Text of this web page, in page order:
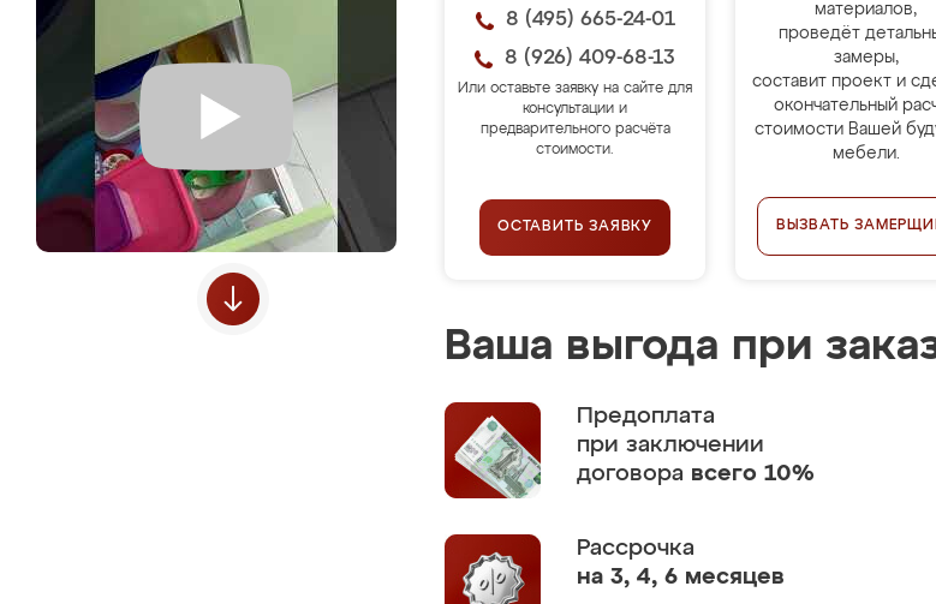
8 (495) 665-24-01
8 (926) 409-68-13
Или оставьте заявку на сайте для
консультации и
предварительного расчёта
стоимости.
ОСТАВИТЬ ЗАЯВКУ
материалов,
проведёт
замеры,
составит проект и
окончательный
стоимости Вашей
мебели.
ВЫЗВАТЬ
Ваша выгода при
Предоплата
при заключении
договора всего 10%
Рассрочка
на 3, 4, 6 месяцев